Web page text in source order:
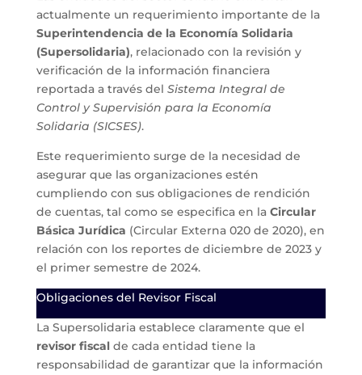
actualmente un requerimiento importante de la
Superintendencia de la Economía Solidaria
(Supersolidaria), relacionado con la revisión y
verificación de la información financiera
reportada a través del Sistema Integral de
Control y Supervisión para la Economía
Solidaria (SICSES).
Este requerimiento surge de la necesidad de
asegurar que las organizaciones estén
cumpliendo con sus obligaciones de rendición
de cuentas, tal como se especifica en la Circular
Básica Jurídica (Circular Externa 020 de 2020), en
relación con los reportes de diciembre de 2023 y
el primer semestre de 2024.
Obligaciones del Revisor Fiscal
La Supersolidaria establece claramente que el
revisor fiscal de cada entidad tiene la
responsabilidad de garantizar que la información